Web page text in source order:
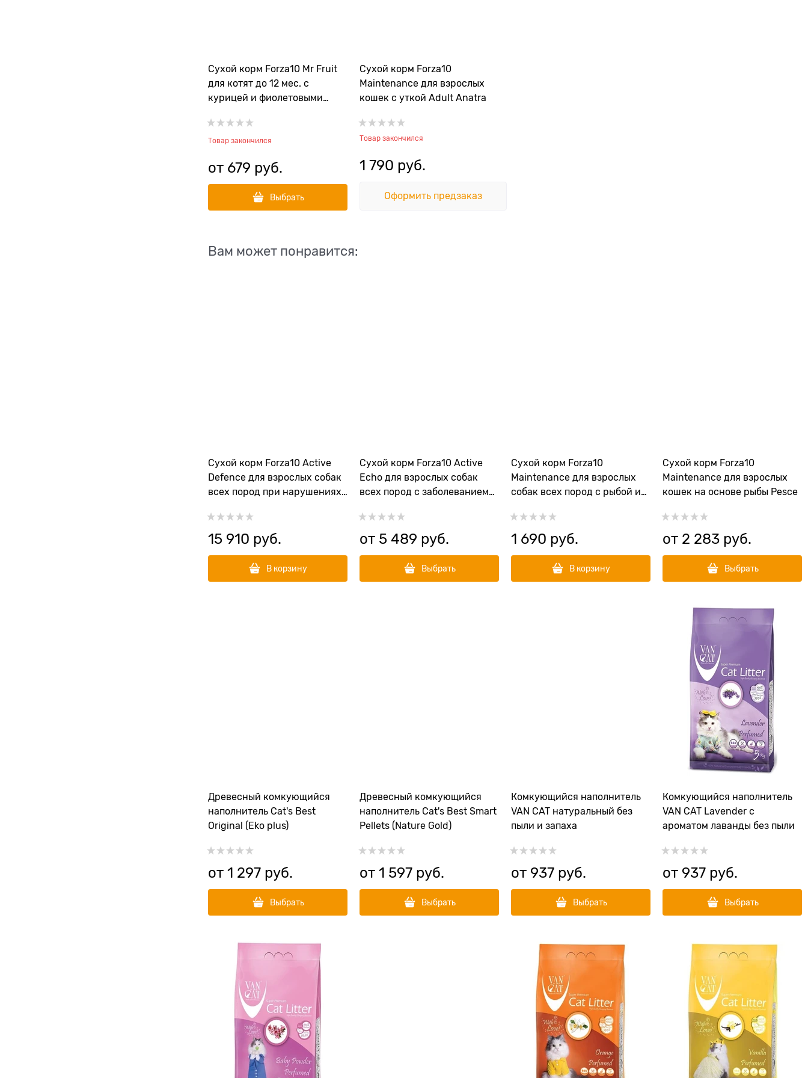
Сухой корм Forza10 Mr Fruit
для котят до 12 мес. с
курицей и фиолетовыми
Товар закончился
от 679 руб.
Выбрать
Сухой корм Forza10
Maintenance для взрослых
кошек с уткой Adult Anatra
Товар закончился
1 790 руб.
Оформить предзаказ
Вам может понравится:
Сухой корм Forza10 Active
Defence для взрослых собак
всех пород при нарушениях
15 910 руб.
В корзину
Сухой корм Forza10 Active
Echo для взрослых собак
всех пород с заболеванием
от 5 489 руб.
Выбрать
Сухой корм Forza10
Maintenance для взрослых
собак всех пород с рыбой и
1 690 руб.
В корзину
Сухой корм Forza10
Maintenance для взрослых
кошек на основе рыбы Pesce
от 2 283 руб.
Выбрать
Древесный комкующийся
наполнитель Cat's Best
Original (Eko plus)
от 1 297 руб.
Выбрать
Древесный комкующийся
наполнитель Cat's Best Smart
Pellets (Nature Gold)
от 1 597 руб.
Выбрать
Комкующийся наполнитель
VAN CAT натуральный без
пыли и запаха
от 937 руб.
Выбрать
Комкующийся наполнитель
VAN CAT Lavender с
ароматом лаванды без пыли
от 937 руб.
Выбрать